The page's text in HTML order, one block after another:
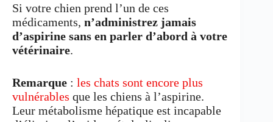
Si votre chien prend l’un de ces
médicaments, n’administrez jamais
d’aspirine sans en parler d’abord à votre
vétérinaire.
Remarque : les chats sont encore plus
vulnérables que les chiens à l’aspirine.
Leur métabolisme hépatique est incapable